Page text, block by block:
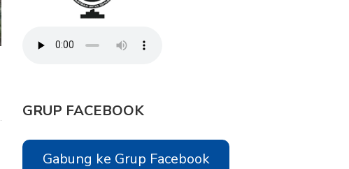
GRUP FACEBOOK
Gabung ke Grup Facebook